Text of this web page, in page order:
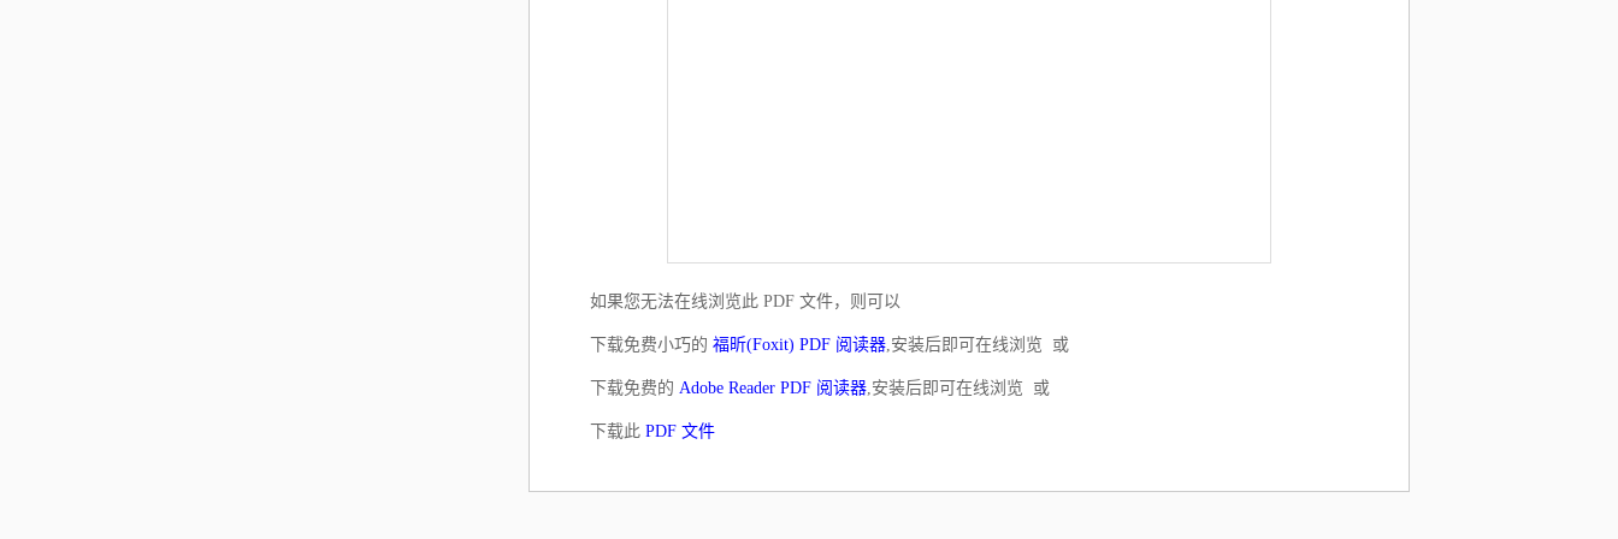
如果您无法在线浏览此 PDF 文件，则可以
下载免费小巧的 福昕(Foxit) PDF 阅读器,安装后即可在线浏览 或
下载免费的 Adobe Reader PDF 阅读器,安装后即可在线浏览 或
下载此 PDF 文件